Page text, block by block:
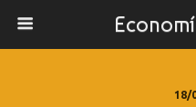
18/